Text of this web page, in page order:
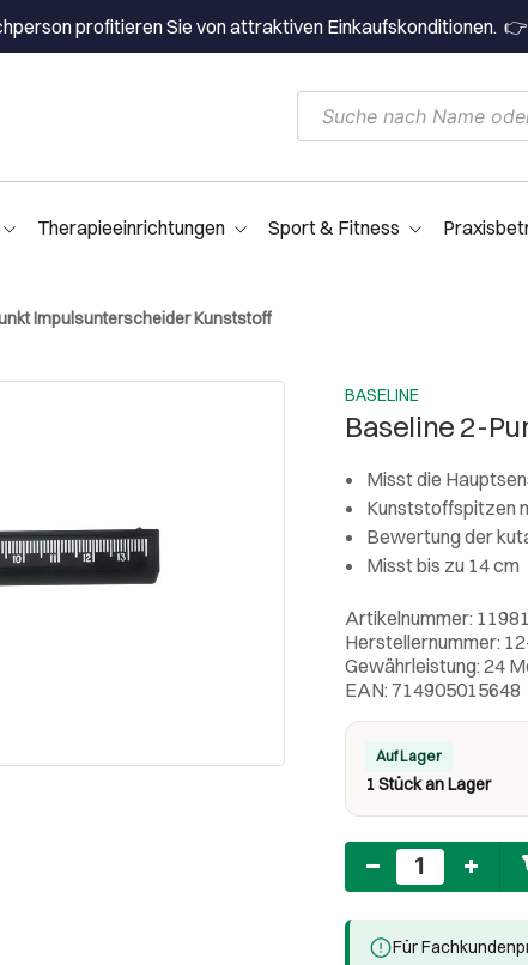
profitieren Sie von attraktiven Einkaufskonditionen. 👉
Therapieeinrichtungen Sport & Fitness
Impulsunterscheider Kunststoff
BASELINE
Baseline 2-
Misst die
Kunststoffspitzen
Bewertung der
Misst bis zu 14 cm
Artikelnummer:
Herstellernummer:
Gewährleistung: 24
EAN: 714905015648
Auf Lager
1 Stück an Lager
Anzahl
Für